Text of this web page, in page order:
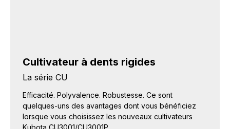
Cultivateur à dents rigides
La série CU
Efficacité. Polyvalence. Robustesse. Ce sont
quelques-uns des avantages dont vous bénéficiez
lorsque vous choisissez les nouveaux cultivateurs
Kubota CU3001/CU3001P.